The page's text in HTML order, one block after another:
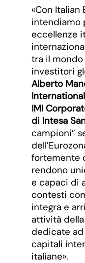
«Con
intendiamo
eccellenze
tra il
investitori
Alberto
IMI
di Intesa
campioni”
fortemente
rendono
e capaci di
contesti
integra e
attività della
dedicate
capitali
italiane».